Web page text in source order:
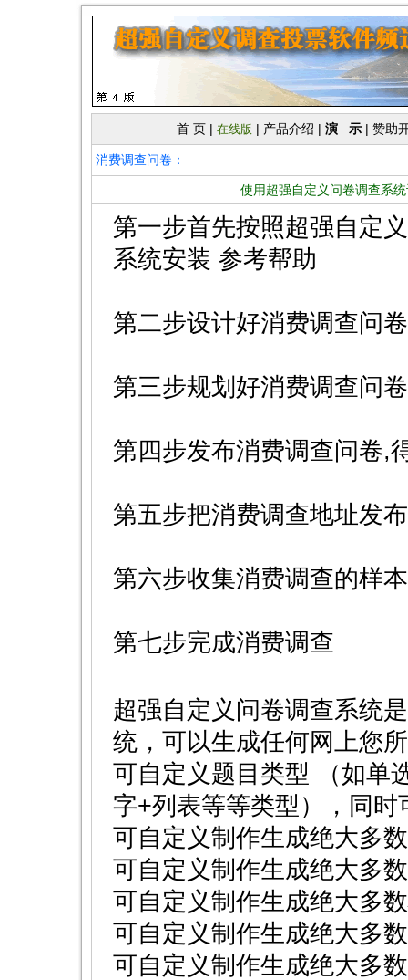
首 页 | 在线版 | 产品介绍 | 演 示 | 赞助
消费调查问卷：
使用超强自定义问卷调查系
第一步首先按照超强自定
系统安装 参考帮助
第二步设计好消费调查问
第三步规划好消费调查问
第四步发布消费调查问卷,
第五步把消费调查地址发
第六步收集消费调查的样
第七步完成消费调查
超强自定义问卷调查系统
统，可以生成任何网上您
可自定义题目类型 （如单
字+列表等等类型），同
可自定义制作生成绝大多
可自定义制作生成绝大多
可自定义制作生成绝大多
可自定义制作生成绝大多
可自定义制作生成绝大多